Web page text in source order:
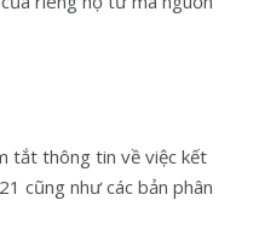
tắt thông tin về việc kết
cũng như các bản phân